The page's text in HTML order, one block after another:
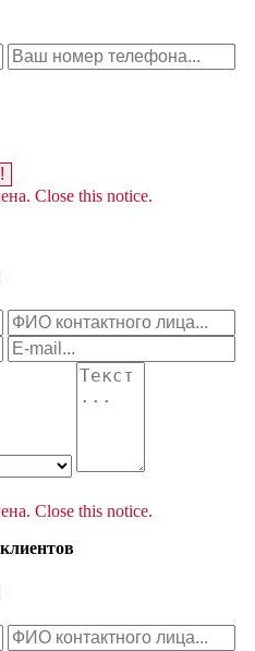
Close this notice.
Close this notice.